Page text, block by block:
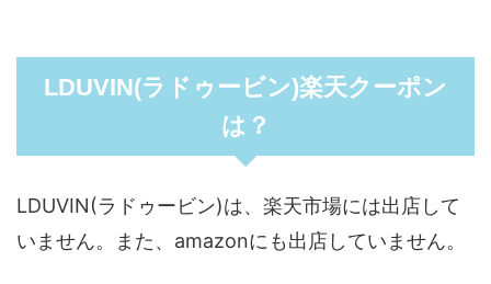
LDUVIN(ラドゥービン)楽天クーポン
は？
LDUVIN(ラドゥービン)は、楽天市場には出店して
いません。また、amazonにも出店していません。